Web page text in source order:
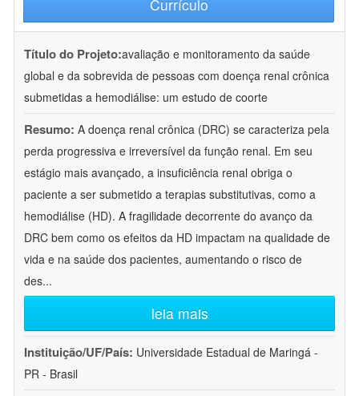
Currículo
Título do Projeto:avaliação e monitoramento da saúde
global e da sobrevida de pessoas com doença renal crônica
submetidas a hemodiálise: um estudo de coorte
Resumo: A doença renal crônica (DRC) se caracteriza pela
perda progressiva e irreversível da função renal. Em seu
estágio mais avançado, a insuficiência renal obriga o
paciente a ser submetido a terapias substitutivas, como a
hemodiálise (HD). A fragilidade decorrente do avanço da
DRC bem como os efeitos da HD impactam na qualidade de
vida e na saúde dos pacientes, aumentando o risco de
des...
leia mais
Instituição/UF/País: Universidade Estadual de Maringá -
PR - Brasil